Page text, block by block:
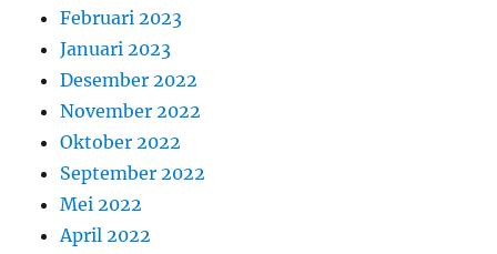
Februari 2023
Januari 2023
Desember 2022
November 2022
Oktober 2022
September 2022
Mei 2022
April 2022